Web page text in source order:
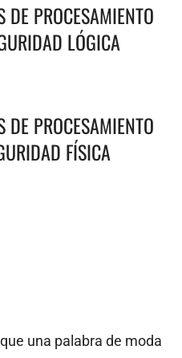
DE PROCESAMIENTO
LÓGICA
DE PROCESAMIENTO
FÍSICA
una palabra de moda